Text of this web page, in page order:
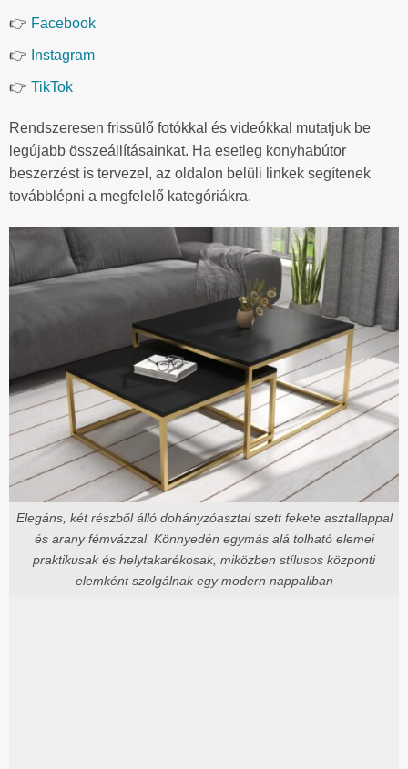
👉 Facebook
👉 Instagram
👉 TikTok
Rendszeresen frissülő fotókkal és videókkal mutatjuk be
legújabb összeállításainkat. Ha esetleg konyhabútor
beszerzést is tervezel, az oldalon belüli linkek segítenek
továbblépni a megfelelő kategóriákra.
Elegáns, két részből álló dohányzóasztal szett fekete asztallappal
és arany fémvázzal. Könnyedén egymás alá tolható elemei
praktikusak és helytakarékosak, miközben stílusos központi
elemként szolgálnak egy modern nappaliban